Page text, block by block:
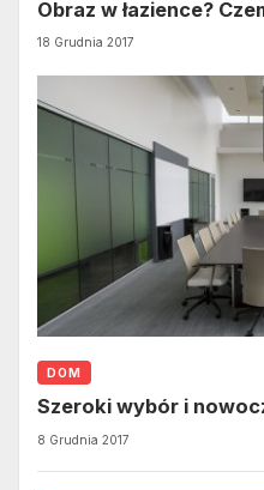
Obraz w łazience?
18 Grudnia 2017
DOM
Szeroki wybór i
8 Grudnia 2017